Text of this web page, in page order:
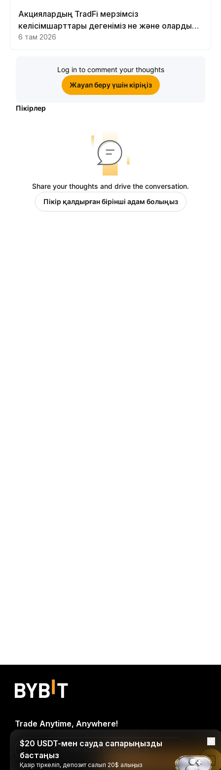
Акциялардың TradFi мерзімсіз
келісімшарттары дегеніміз не және оларды
Bybit платформасында неге саудалау керек?
6 там 2026
Log in to comment your thoughts
Жауап беру үшін кіріңіз
Пікірлер
Share your thoughts and drive the conversation.
Пікір қалдырған бірінші адам болыңыз
Trade Anytime, Anywhere!
Download Bybit App
$20 USDT-мен сауда сапарыңызды
бастаңыз
Қазір тіркеліп, депозит салып 20$ алыңызBybit қолданбасында оқу